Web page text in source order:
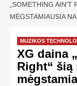
„SOMETHING AIN'T
MĖGSTAMIAUSIA
MUZIKOS
XG daina
Right“ šią